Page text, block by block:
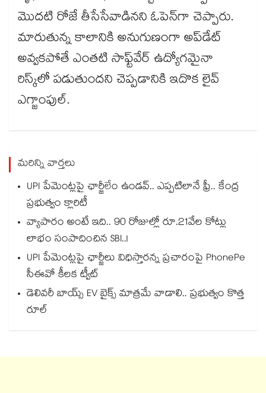
మొదటి రోజే తీసేసేవాడినని ఓపెన్‌గా చెప్పారు.
మారుతున్న కాలానికి అనుగుణంగా అప్‌డేట్
అవ్వకపోతే ఎంతటి సాఫ్ట్‌వేర్ ఉద్యోగమైనా
రిస్క్‌లో పడుతుందని చెప్పడానికి ఇదొక లైవ్
ఎగ్జాంపుల్.
మరిన్ని వార్తలు
UPI పేమెంట్లపై ఛార్జీలేం ఉండవ్.. ఎప్పటిలానే ఫ్రీ.. కేంద్ర
ప్రభుత్వం క్లారిటీ
వ్యాపారం అంటే ఇది.. 90 రోజుల్లో రూ.21వేల కోట్లు
లాభం సంపాదించిన SBI..!
UPI పేమెంట్లపై ఛార్జీలు విధిస్తారన్న ప్రచారంపై PhonePe
సీఈవో కీలక ట్వీట్
డెలివరీ బాయ్స్ EV బైక్స్ మాత్రమే వాడాలి.. ప్రభుత్వం కొత్త
రూల్